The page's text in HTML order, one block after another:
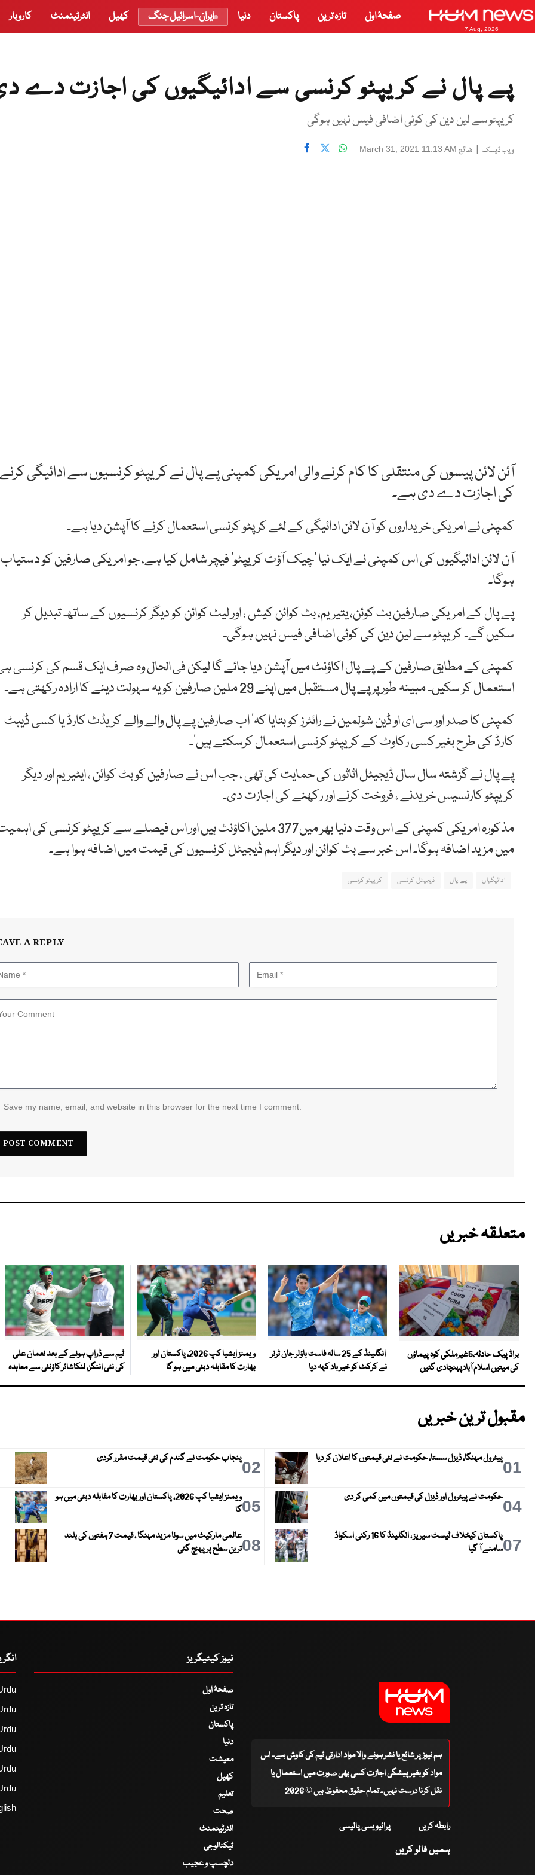
7 Aug, 2026
صفحۂ اول تازہ ترین پاکستان دنیا ایران-اسرائیل جنگ کھیل انٹرٹینمنٹ کاروبار
پے پال نے کریپٹو کرنسی سے ادائیگیوں کی اجازت دے
کریپٹو سے لین دین کی کوئی اضافی فیس نہیں ہوگی
ویب ڈیسک | شائع March 31, 2021 11:13 AM
آئن لائن پیسوں کی منتقلی کا کام کرنے والی امریکی کمپنی پے پال نے کریپٹو کرنسیوں سے ادائیگی کرنے
کی اجازت دے دی ہے۔
کمپنی نے امریکی خریداروں کو آن لائن ادائیگی کے لئے کرپٹو کرنسی استعمال کرنے کا آپشن دیا ہے۔
آن لائن ادائیگیوں کی اس کمپنی نے ایک نیا ‘چیک آؤٹ کریپٹو’ فیچر شامل کیا ہے، جو امریکی صارفین کو دستیاب
ہوگا۔
پے پال کے امریکی صارفین بٹ کوئن، یتیریم، بٹ کوائن کیش ، اور لیٹ کوائن کو دیگر کرنسیوں کے ساتھ تبدیل کر
سکیں گے۔ کریپٹو سے لین دین کی کوئی اضافی فیس نہیں ہوگی۔
کمپنی کے مطابق صارفین کے پے پال اکاؤنٹ میں آپشن دیا جائے گا لیکن فی الحال وہ صرف ایک قسم کی کرنسی
استعمال کر سکیں۔ مبینہ طور پر پے پال مستقبل میں اپنے 29 ملین صارفین کو یہ سہولت دینے کا ارادہ رکھتی ہے۔
کمپنی کا صدر اور سی ای او ڈین شولمین نے رائٹرز کو بتایا کہ’ اب صارفین پے پال والے والے کریڈٹ کارڈ یا کسی ڈیبٹ
کارڈ کی طرح بغیر کسی رکاوٹ کے کریپٹو کرنسی استعمال کرسکتے ہیں‘۔
پے پال نے گزشتہ سال سال ڈیجیٹل اثاثوں کی حمایت کی تھی ، جب اس نے صارفین کو بٹ کوائن ، ایٹیریم اور دیگر
کریپٹو کارنسیس خریدنے ، فروخت کرنے اور رکھنے کی اجازت دی۔
مذکورہ امریکی کمپنی کے اس وقت دنیا بھر میں377 ملین اکاؤنٹ ہیں اور اس فیصلے سے کریپٹو کرنسی کی
میں مزید اضافہ ہوگا۔ اس خبر سے بٹ کوائن اور دیگر اہم ڈیجیٹل کرنسیوں کی قیمت میں اضافہ ہوا ہے۔
ادائیگیاں پے پال ڈیجیٹل کرنسی کریپٹو کرنسی
A REPLY
Save my name, email, and website in this browser for the next time I comment.
متعلقہ خبریں
براڈ پیک حادثہ،5غیرملکی کوہ پیماؤں
کی میتیں اسلام آبادپہنچادی گئیں
انگلینڈ کے 25 سالہ فاسٹ باؤلر جان ٹرنر
نے کرکٹ کو خیر باد کہہ دیا
ویمنز ایشیا کپ 2026، پاکستان اور
بھارت کا مقابلہ دبئی میں ہو گا
ٹیم سے ڈراپ ہونے کے بعد نعمان علی
کی نئی اننگز، لنکاشائر کاؤنٹی سے معاہدہ
مقبول ترین خبریں
01پیٹرول مہنگا، ڈیزل سستا، حکومت نے نئی قیمتوں کا اعلان کر دیا 02پنجاب حکومت نے گندم کی نئی قیمت مقرر کردی
04حکومت نے پیٹرول اور ڈیزل کی قیمتوں میں کمی کر دی 05
ویمنز ایشیا کپ 2026، پاکستان اور بھارت کا مقابلہ دبئی میں ہو
گا
07
پاکستان کیخلاف ٹیسٹ سیریز ، انگلینڈ کا 16 رکنی اسکواڈ
سامنے آ گیا
08
عالمی مارکیٹ میں سونا مزید مہنگا ، قیمت 7 ہفتوں کی بلند
ترین سطح پر پہنچ گئی
ہم نیوز پر شائع یا نشر ہونے والا مواد ادارتی ٹیم کی کاوش ہے۔ اس
مواد کو بغیر پیشگی اجازت کسی بھی صورت میں استعمال یا
نقل کرنا درست نہیں۔ تمام حقوق محفوظ ہیں © 2026
رابطہ کریں پرائیویسی پالیسی
ہمیں فالو کریں
نیوز کیٹیگریز
صفحۂ اول
تازہ ترین
پاکستان
دنیا
معیشت
کھیل
تعلیم
صحت
انٹرٹینمنٹ
ٹیکنالوجی
دلچسپ و عجیب